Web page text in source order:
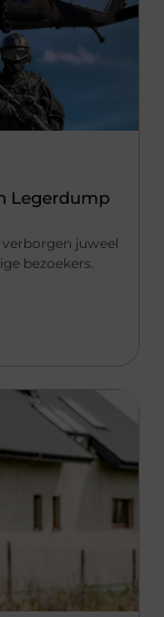
Legerdump
juweel
bezoekers.